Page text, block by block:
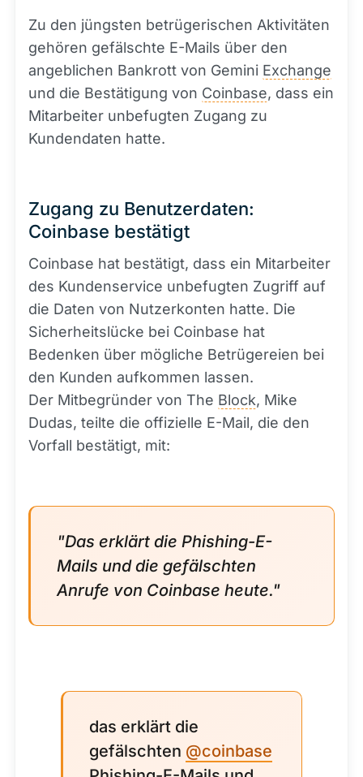
Zu den jüngsten betrügerischen Aktivitäten
gehören gefälschte E-Mails über den
angeblichen Bankrott von Gemini Exchange
und die Bestätigung von Coinbase, dass ein
Mitarbeiter unbefugten Zugang zu
Kundendaten hatte.
Zugang zu Benutzerdaten:
Coinbase bestätigt
Coinbase hat bestätigt, dass ein Mitarbeiter
des Kundenservice unbefugten Zugriff auf
die Daten von Nutzerkonten hatte. Die
Sicherheitslücke bei Coinbase hat
Bedenken über mögliche Betrügereien bei
den Kunden aufkommen lassen.
Der Mitbegründer von The Block, Mike
Dudas, teilte die offizielle E-Mail, die den
Vorfall bestätigt, mit:
"Das erklärt die Phishing-E-
Mails und die gefälschten
Anrufe von Coinbase heute."
das erklärt die
gefälschten @coinbase